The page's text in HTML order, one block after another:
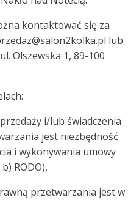
kontaktować się za
lub
Olszewska 1, 89-100
i/lub świadczenia
jest niezbędność
i wykonywania umowy
RODO),
przetwarzania jest w